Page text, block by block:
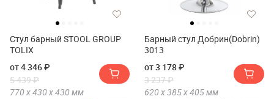
Стул барный STOOL GROUP
TOLIX
от 4 346 ₽
5 439 ₽
770 х430 х430 мм
Барный стул Добрин(Dobrin)
3013
от 3 178 ₽
3 237 ₽
620 х385 х405мм